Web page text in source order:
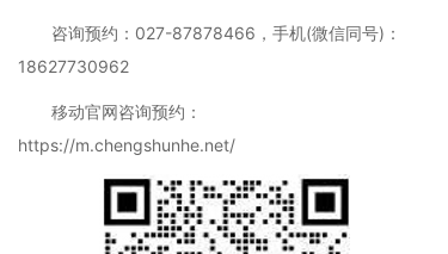
咨询预约：027-87878466，手机(微信同号)：
18627730962
移动官网咨询预约：
https://m.chengshunhe.net/